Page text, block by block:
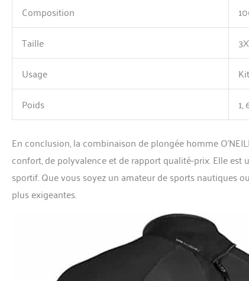
Composition
Taille
Usage
Poids
1,
En conclusion, la combinaison de plongée homme
confort, de polyvalence et de rapport qualité-prix. Elle
sportif. Que vous soyez un amateur de sports nautiques
plus exigeantes.